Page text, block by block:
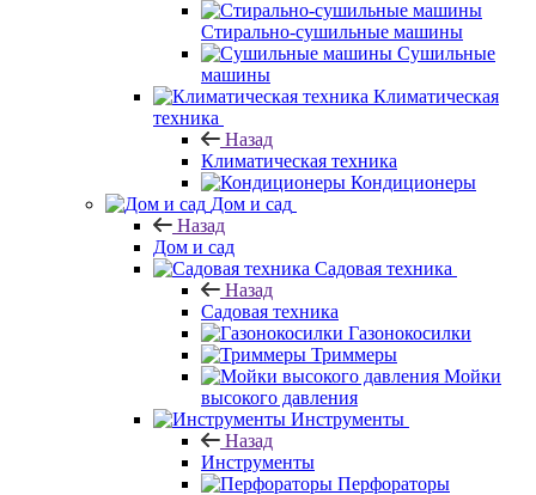
Стирально-сушильные машины
Сушильные
машины
Климатическая
техника
Назад
Климатическая техника
Кондиционеры
Дом и сад
Назад
Дом и сад
Садовая техника
Назад
Садовая техника
Газонокосилки
Триммеры
Мойки
высокого давления
Инструменты
Назад
Инструменты
Перфораторы